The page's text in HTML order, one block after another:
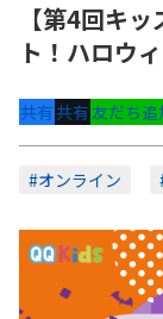
【第4回キ
ト！ハロウ
共有共有友だち追
#オンライン